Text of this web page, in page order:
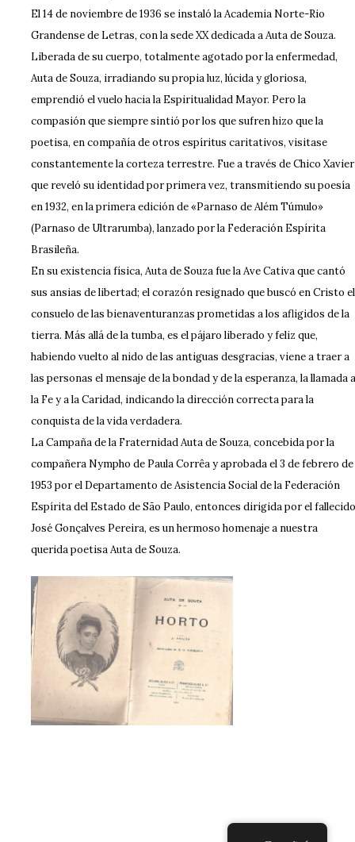
El 14 de noviembre de 1936 se instaló la Academia Norte-Rio
Grandense de Letras, con la sede XX dedicada a Auta de Souza.
Liberada de su cuerpo, totalmente agotado por la enfermedad,
Auta de Souza, irradiando su propia luz, lúcida y gloriosa,
emprendió el vuelo hacia la Espiritualidad Mayor. Pero la
compasión que siempre sintió por los que sufren hizo que la
poetisa, en compañía de otros espíritus caritativos, visitase
constantemente la corteza terrestre. Fue a través de Chico Xavier
que reveló su identidad por primera vez, transmitiendo su poesía
en 1932, en la primera edición de «Parnaso de Além Túmulo»
(Parnaso de Ultrarumba), lanzado por la Federación Espírita
Brasileña.
En su existencia física, Auta de Souza fue la Ave Cativa que cantó
sus ansias de libertad; el corazón resignado que buscó en Cristo el
consuelo de las bienaventuranzas prometidas a los afligidos de la
tierra. Más allá de la tumba, es el pájaro liberado y feliz que,
habiendo vuelto al nido de las antiguas desgracias, viene a traer a
las personas el mensaje de la bondad y de la esperanza, la llamada a
la Fe y a la Caridad, indicando la dirección correcta para la
conquista de la vida verdadera.
La Campaña de la Fraternidad Auta de Souza, concebida por la
compañera Nympho de Paula Corrêa y aprobada el 3 de febrero de
1953 por el Departamento de Asistencia Social de la Federación
Espírita del Estado de São Paulo, entonces dirigida por el fallecido
José Gonçalves Pereira, es un hermoso homenaje a nuestra
querida poetisa Auta de Souza.